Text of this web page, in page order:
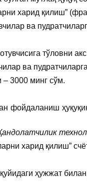
харид қилиш”
ва
тўловни
ва
– 3000 минг сўм.
фойдаланиш
харид қилиш”
ҳужжат